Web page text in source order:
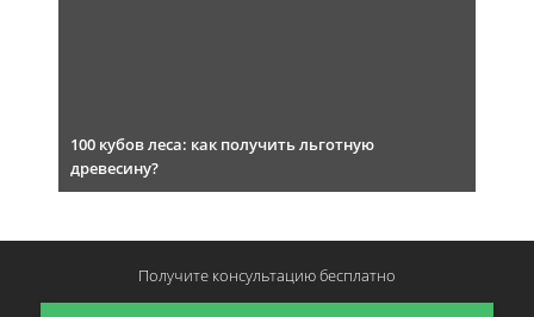
100 кубов леса: как получить льготную
древесину?
Получите консультациюбесплатно